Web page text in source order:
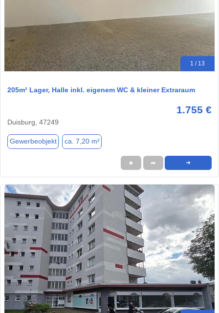
1 / 13
205m² Lager, Halle inkl. eigenem WC & kleiner Extraraum
1.755 €
Duisburg, 47249
Gewerbeobjekt ca. 7,20 m²
★ ➦ ➜